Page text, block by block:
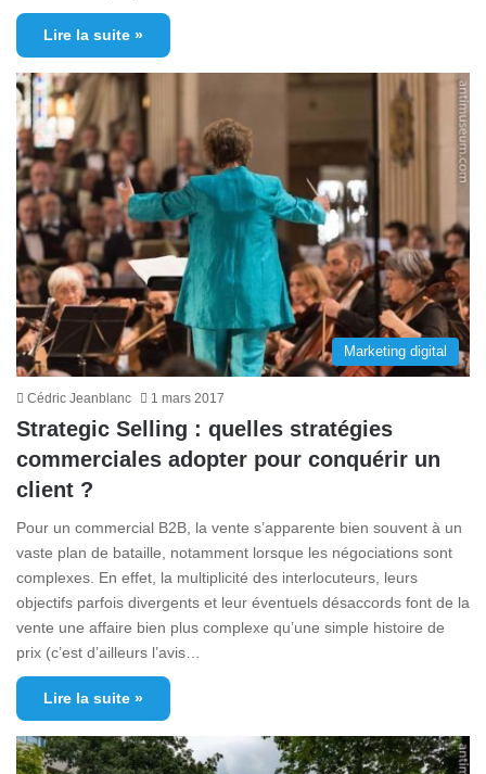
Lire la suite »
Marketing digital
Cédric Jeanblanc 1 mars 2017
Strategic Selling : quelles stratégies
commerciales adopter pour conquérir un
client ?
Pour un commercial B2B, la vente s’apparente bien souvent à un
vaste plan de bataille, notamment lorsque les négociations sont
complexes. En effet, la multiplicité des interlocuteurs, leurs
objectifs parfois divergents et leur éventuels désaccords font de la
vente une affaire bien plus complexe qu’une simple histoire de
prix (c’est d’ailleurs l’avis…
Lire la suite »